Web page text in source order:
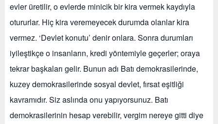
evler üretilir, o evlerde minicik bir kira vermek kaydıyla
otururlar. Hiç kira veremeyecek durumda olanlar kira
vermez. ‘Devlet konutu’ denir onlara. Sonra durumları
iyileştikçe o insanların, kredi yöntemiyle geçerler; oraya
tekrar başkaları gelir. Bunun adı Batı demokrasilerinde,
kuzey demokrasilerinde sosyal devlet, fırsat eşitliği
kavramıdır. Siz aslında onu yapıyorsunuz. Batı
demokrasilerinin hesap verebilir, vergim nereye gitti diye